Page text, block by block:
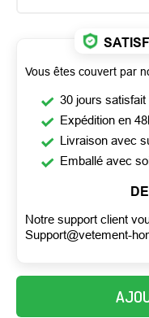
Vous êtes couvert par
30 jours
Expédition en
Livraison avec
Emballé avec
Notre support client
Support@vetement-